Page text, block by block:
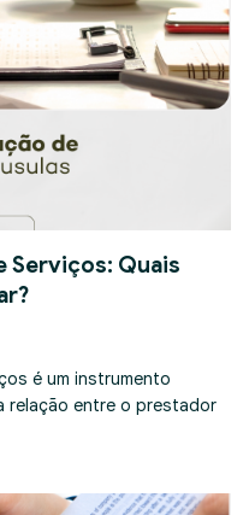
Serviços: Quais
é um instrumento
relação entre o prestador